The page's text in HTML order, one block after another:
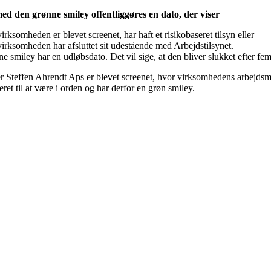
den grønne smiley offentliggøres en dato, der viser
er blevet screenet, har haft et risikobaseret tilsyn eller
har afsluttet sit udestående med Arbejdstilsynet.
smiley har en udløbsdato. Det vil sige, at den bliver slukket efter
Steffen Ahrendt Aps er blevet screenet, hvor virksomhedens
til at være i orden og har derfor en grøn smiley.